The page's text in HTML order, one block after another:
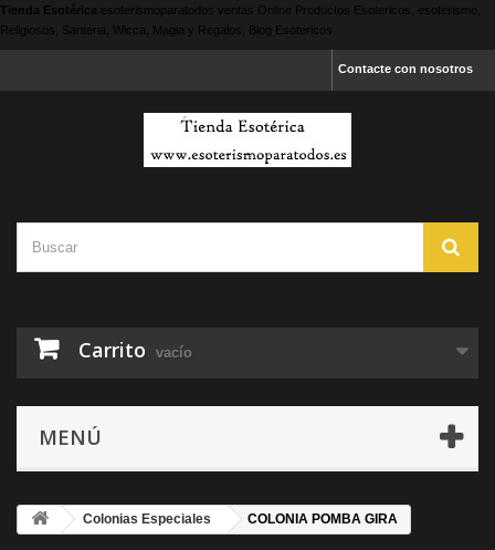
Tienda Esotérica esoterismoparatodos ventas Online Productos Esotericos, esoterismo,
Religiosos, Santeria, Wicca, Magia y Regalos, Blog Esotericos.
Contacte con nosotros
Carrito vacío
MENÚ
Colonias Especiales COLONIA POMBA GIRA